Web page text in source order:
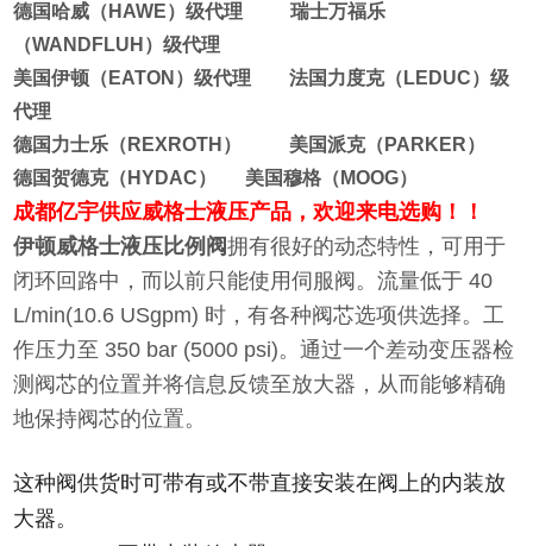
德国哈威（HAWE）级代理 瑞士万福乐
（WANDFLUH）级代理
美国伊顿（EATON）级代理 法国力度克（LEDUC）级
代理
德国力士乐（REXROTH） 美国派克（PARKER）
德国贺德克（HYDAC） 美国穆格（MOOG）
成都亿宇供应威格士液压产品，欢迎来电选购！！
伊顿威格士液压比例阀拥有很好的动态特性，可用于
闭环回路中，而以前只能使用伺服阀。流量低于 40
L/min(10.6 USgpm) 时，有各种阀芯选项供选择。工
作压力至 350 bar (5000 psi)。通过一个差动变压器检
测阀芯的位置并将信息反馈至放大器，从而能够精确
地保持阀芯的位置。
这种阀供货时可带有或不带直接安装在阀上的内装放
大器。